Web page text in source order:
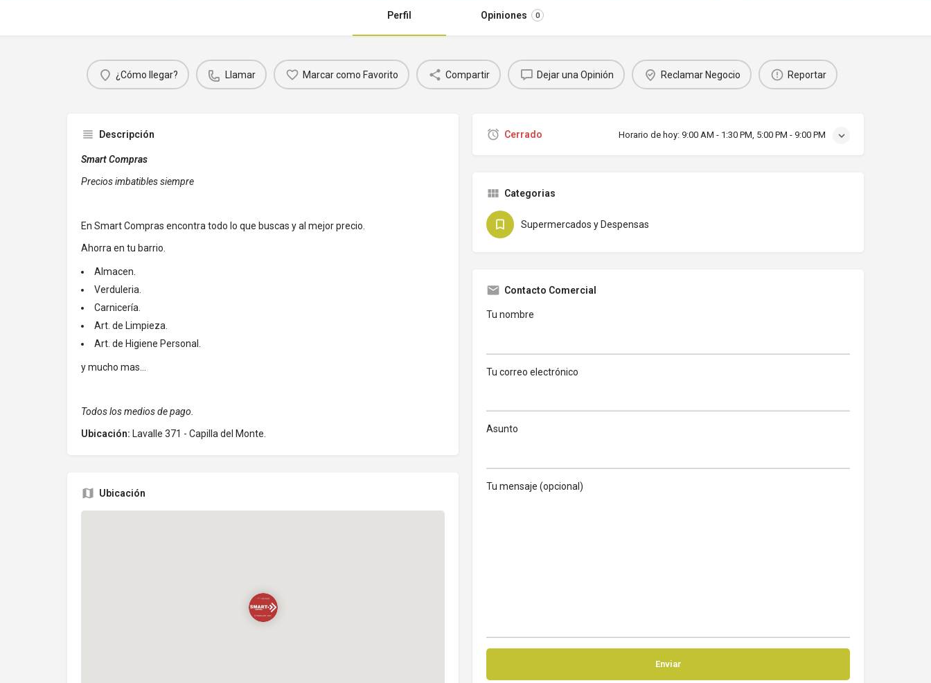
Perfil Opiniones 0
¿Cómo llegar? Llamar Marcar como Favorito Compartir Dejar una Opinión Reclamar Negocio Reportar
Descripción
Smart Compras
Precios imbatibles siempre
En Smart Compras encontra todo lo que buscas y al mejor precio.
Ahorra en tu barrio.
Almacen.
Verduleria.
Carnicería.
Art. de Limpieza.
Art. de Higiene Personal.
y mucho mas...
Todos los medios de pago.
Ubicación: Lavalle 371 - Capilla del Monte.
Ubicación
Cerrado Horario de hoy: 9:00 AM - 1:30 PM, 5:00 PM - 9:00 PM
Categorias
Supermercados y Despensas
Contacto Comercial
Tu nombre
Tu correo electrónico
Asunto
Tu mensaje (opcional)